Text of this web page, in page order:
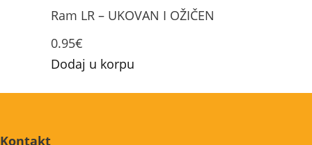
Ram LR – UKOVAN I OŽIČEN
0.95€
Dodaj u korpu
Kontakt